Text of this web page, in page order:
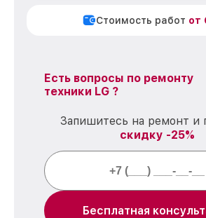
Стоимость работ от
Есть вопросы по ремонту
техники LG ?
Запишитесь на ремонт и
скидку -25%
Бесплатная